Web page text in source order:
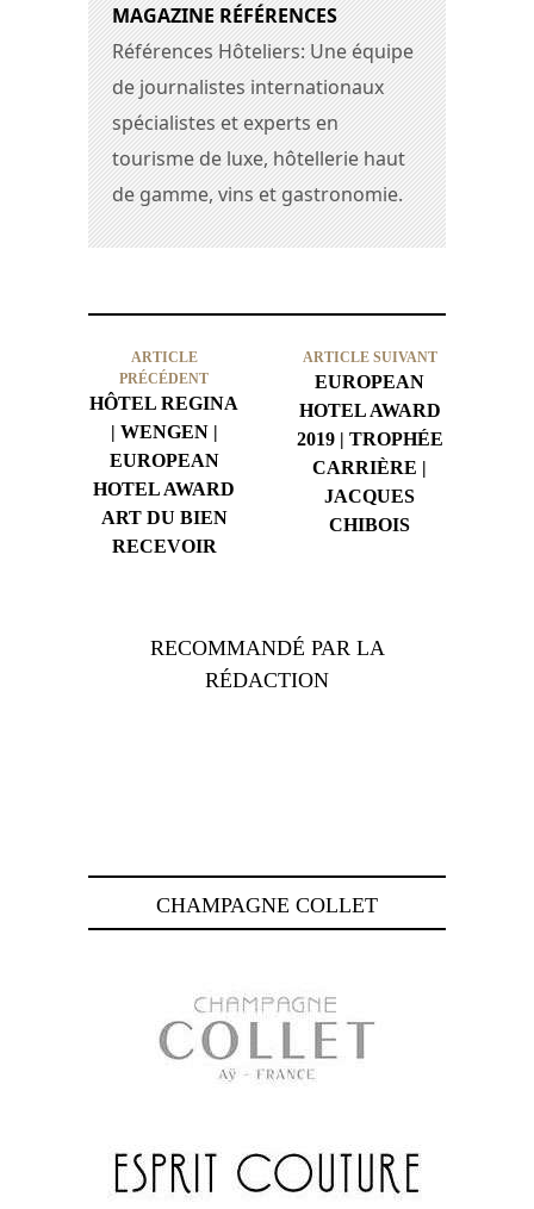
MAGAZINE RÉFÉRENCES
Références Hôteliers: Une équipe
de journalistes internationaux
spécialistes et experts en
tourisme de luxe, hôtellerie haut
de gamme, vins et gastronomie.
ARTICLE
PRÉCÉDENT
HÔTEL REGINA
| WENGEN |
EUROPEAN
HOTEL AWARD
ART DU BIEN
RECEVOIR
ARTICLE SUIVANT
EUROPEAN
HOTEL AWARD
2019 | TROPHÉE
CARRIÈRE |
JACQUES
CHIBOIS
RECOMMANDÉ PAR LA
RÉDACTION
CHAMPAGNE COLLET